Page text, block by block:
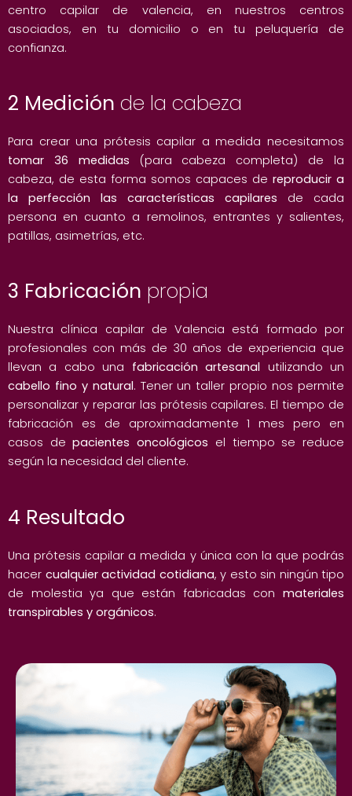
centro capilar de valencia, en nuestros centros
asociados, en tu domicilio o en tu peluquería de
confianza.
2 Medición de la cabeza
Para crear una prótesis capilar a medida necesitamos
tomar 36 medidas (para cabeza completa) de la
cabeza, de esta forma somos capaces de reproducir a
la perfección las características capilares de cada
persona en cuanto a remolinos, entrantes y salientes,
patillas, asimetrías, etc.
3 Fabricación propia
Nuestra clínica capilar de Valencia está formado por
profesionales con más de 30 años de experiencia que
llevan a cabo una fabricación artesanal utilizando un
cabello fino y natural. Tener un taller propio nos permite
personalizar y reparar las prótesis capilares. El tiempo de
fabricación es de aproximadamente 1 mes pero en
casos depacientes oncológicos el tiempo se reduce
según la necesidad del cliente.
4 Resultado
Una prótesis capilar a medida y única con la que podrás
hacer cualquier actividad cotidiana, y esto sin ningún tipo
de molestia ya que están fabricadas con materiales
transpirables y orgánicos.